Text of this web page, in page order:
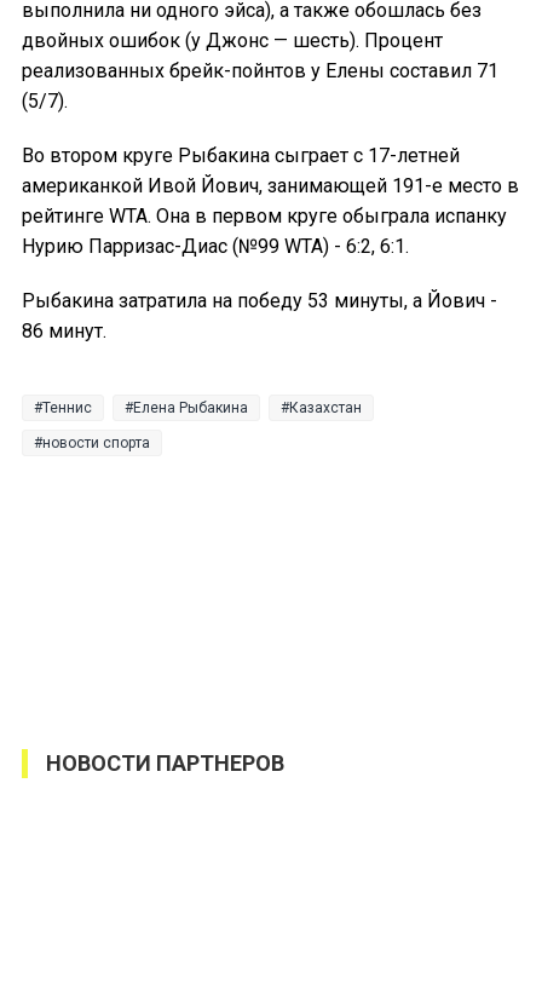
выполнила ни одного эйса), а также обошлась без
двойных ошибок (у Джонс — шесть). Процент
реализованных брейк-пойнтов у Елены составил 71
(5/7).
Во втором круге Рыбакина сыграет с 17-летней
американкой Ивой Йович, занимающей 191-е место в
рейтинге WTA. Она в первом круге обыграла испанку
Нурию Парризас-Диас (№99 WTA) - 6:2, 6:1.
Рыбакина затратила на победу 53 минуты, а Йович -
86 минут.
Теннис Елена Рыбакина Казахстан
новости спорта
НОВОСТИ ПАРТНЕРОВ